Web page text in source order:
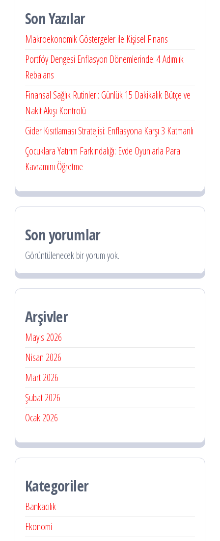
Son Yazılar
Makroekonomik Göstergeler ile Kişisel Finans
Portföy Dengesi Enflasyon Dönemlerinde: 4 Adımlık
Rebalans
Finansal Sağlık Rutinleri: Günlük 15 Dakikalık Bütçe ve
Nakit Akışı Kontrolü
Gider Kısıtlaması Stratejisi: Enflasyona Karşı 3 Katmanlı
Çocuklara Yatırım Farkındalığı: Evde Oyunlarla Para
Kavramını Öğretme
Son yorumlar
Görüntülenecek bir yorum yok.
Arşivler
Mayıs 2026
Nisan 2026
Mart 2026
Şubat 2026
Ocak 2026
Kategoriler
Bankacılık
Ekonomi